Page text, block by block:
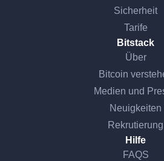
Sicherheit
Tarife
Bitstack
Über
Bitcoin
Medien und
Neuigkeiten
Rekrutierung
Hilfe
FAQS